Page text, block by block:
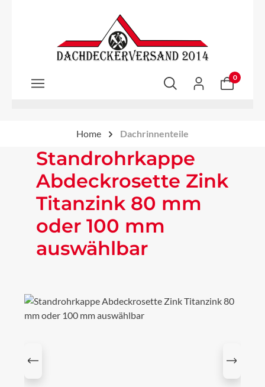
Zum Hauptinhalt springen
0
Home Dachrinnenteile
Standrohrkappe
Abdeckrosette Zink
Titanzink 80 mm
oder 100 mm
auswählbar
Bildergalerie überspringen